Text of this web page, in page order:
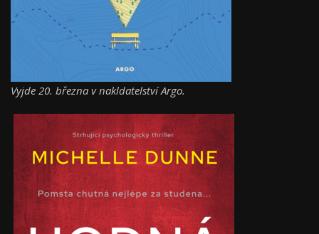
Vyjde 20. března v nakldatelství Argo.